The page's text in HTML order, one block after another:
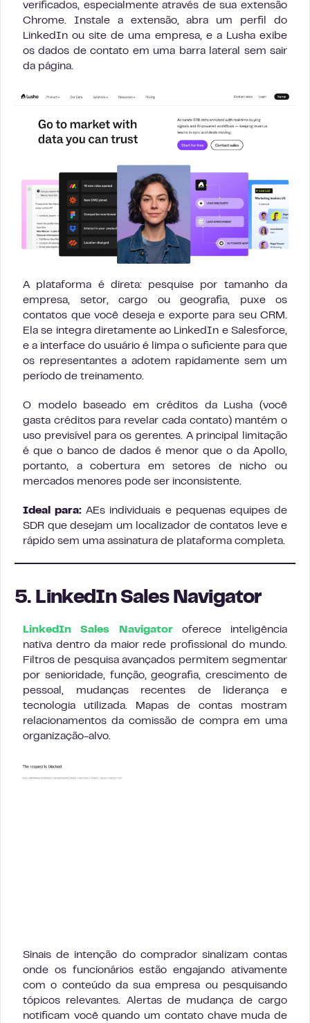
verificados, especialmente através de sua extensão
Chrome. Instale a extensão, abra um perfil do
LinkedIn ou site de uma empresa, e a Lusha exibe
os dados de contato em uma barra lateral sem sair
da página.
A plataforma é direta: pesquise por tamanho da
empresa, setor, cargo ou geografia, puxe os
contatos que você deseja e exporte para seu CRM.
Ela se integra diretamente ao LinkedIn e Salesforce,
e a interface do usuário é limpa o suficiente para que
os representantes a adotem rapidamente sem um
período de treinamento.
O modelo baseado em créditos da Lusha (você
gasta créditos para revelar cada contato) mantém o
uso previsível para os gerentes. A principal limitação
é que o banco de dados é menor que o da Apollo,
portanto, a cobertura em setores de nicho ou
mercados menores pode ser inconsistente.
Ideal para: AEs individuais e pequenas equipes de
SDR que desejam um localizador de contatos leve e
rápido sem uma assinatura de plataforma completa.
5. LinkedIn Sales Navigator
LinkedIn Sales Navigatoroferece inteligência
nativa dentro da maior rede profissional do mundo.
Filtros de pesquisa avançados permitem segmentar
por senioridade, função, geografia, crescimento de
pessoal, mudanças recentes de liderança e
tecnologia utilizada. Mapas de contas mostram
relacionamentos da comissão de compra em uma
organização-alvo.
Sinais de intenção do comprador sinalizam contas
onde os funcionários estão engajando ativamente
com o conteúdo da sua empresa ou pesquisando
tópicos relevantes. Alertas de mudança de cargo
notificam você quando um contato chave muda de